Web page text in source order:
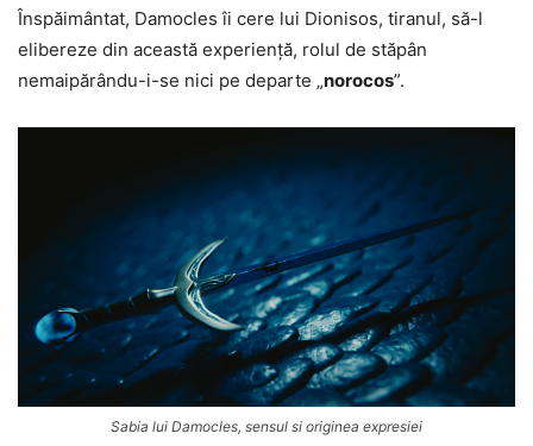
Înspăimântat, Damocles îi cere lui Dionisos, tiranul, să-l
elibereze din această experiență, rolul de stăpân
nemaipărându-i-se nici pe departe „norocos”.
Sabia lui Damocles, sensul si originea expresiei